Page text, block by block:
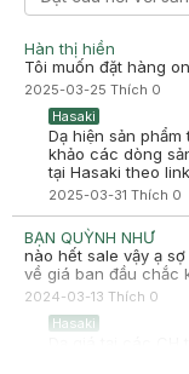
Hàn thị hiền
Tôi muốn đặt hàng
2025-03-25 Thích 0
Hasaki
Dạ hiện sản
khảo các dòng
tại Hasaki theo
2025-03-31 Thích 0
BẠN QUỲNH NHƯ
nào hết sale vậy ạ
về giá ban đầu chắc
2024-03-13 Thích 0
Hasaki
bạn nha, miễn